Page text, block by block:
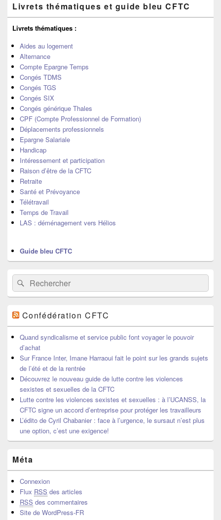
principale
de
widget
la
barre
latérale
Livrets thématiques et guide bleu CFTC
Livrets thématiques :
Aides au logement
Alternance
Compte Epargne Temps
Congés TDMS
Congés TGS
Congés SIX
Congés générique Thales
CPF (Compte Professionnel de Formation)
Déplacements professionnels
Epargne Salariale
Handicap
Intéressement et participation
Raison d’être de la CFTC
Retraite
Santé et Prévoyance
Télétravail
Temps de Travail
LAS : déménagement vers Hélios
Guide bleu CFTC
Recherche :
Rechercher
Confédération CFTC
Quand syndicalisme et service public font voyager le pouvoir
d’achat
Sur France Inter, Imane Harraoui fait le point sur les grands sujets
de l’été et de la rentrée
Découvrez le nouveau guide de lutte contre les violences
sexistes et sexuelles de la CFTC
Lutte contre les violences sexistes et sexuelles : à l’UCANSS, la
CFTC signe un accord d’entreprise pour protéger les travailleurs
L’édito de Cyril Chabanier : face à l’urgence, le sursaut n’est plus
une option, c’est une exigence!
Méta
Connexion
Flux RSS des articles
RSS des commentaires
Site de WordPress-FR